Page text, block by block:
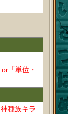
or「単位・
神種族キラ